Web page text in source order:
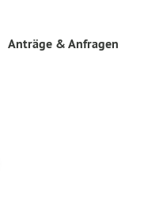
Anträge & Anfragen